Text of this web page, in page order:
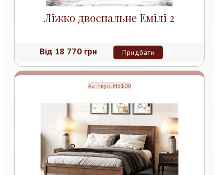
Ліжко двоспальне Емілі 2
Від 18 770 грн Придбати
Артикул: MB100